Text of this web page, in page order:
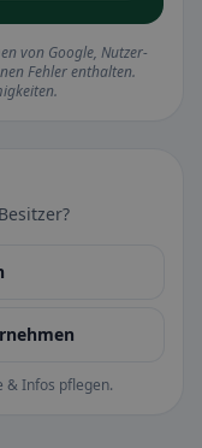
von Google, Nutzer-
Fehler enthalten.
& Infos pflegen.